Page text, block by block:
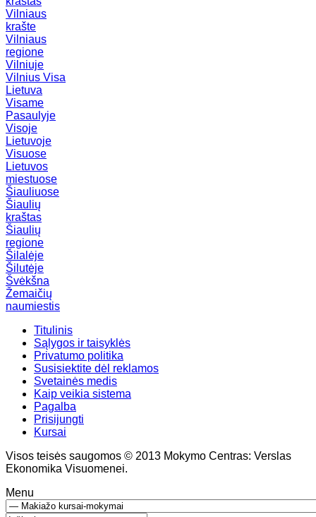
Vilniaus
krašte
Vilniaus
regione
Vilniuje
Vilnius Visa
Lietuva
Visame
Pasaulyje
Visoje
Lietuvoje
Visuose
Lietuvos
miestuose
Šiauliuose
Šiaulių
kraštas
Šiaulių
regione
Šilalėje
Šilutėje
Švėkšna
Žemaičių
naumiestis
Titulinis
Sąlygos ir taisyklės
Privatumo politika
Susisiektite dėl reklamos
Svetainės medis
Kaip veikia sistema
Pagalba
Prisijungti
Kursai
Visos teisės saugomos © 2013 Mokymo Centras: Verslas
Ekonomika Visuomenei.
Menu